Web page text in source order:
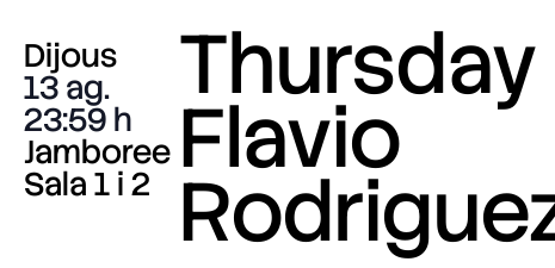
Dijous
13 ag.
23:59
Jamboree
Sala 1 i 2
Thursday
Flavio